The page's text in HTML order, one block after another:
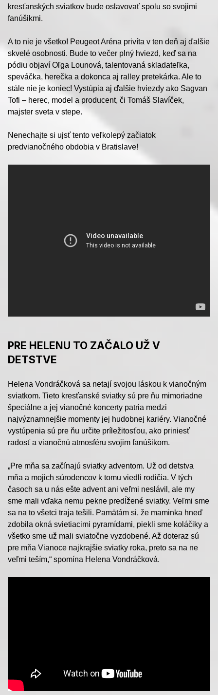
kresťanských sviatkov bude oslavovať spolu so svojimi
fanúšikmi.
A to nie je všetko! Peugeot Aréna privíta v ten deň aj ďalšie
skvelé osobnosti. Bude to večer plný hviezd, keď sa na
pódiu objaví Oľga Lounová, talentovaná skladateľka,
speváčka, herečka a dokonca aj ralley pretekárka. Ale to
stále nie je koniec! Vystúpia aj ďalšie hviezdy ako Sagvan
Tofi – herec, model a producent, či Tomáš Slavíček,
majster sveta v stepe.
Nenechajte si ujsť tento veľkolepý začiatok
predvianočného obdobia v Bratislave!
PRE HELENU TO ZAČALO UŽ V
DETSTVE
Helena Vondráčková sa netají svojou láskou k vianočným
sviatkom. Tieto kresťanské sviatky sú pre ňu mimoriadne
špeciálne a jej vianočné koncerty patria medzi
najvýznamnejšie momenty jej hudobnej kariéry. Vianočné
vystúpenia sú pre ňu určite príležitosťou, ako priniesť
radosť a vianočnú atmosféru svojim fanúšikom.
„Pre mňa sa začínajú sviatky adventom. Už od detstva
mňa a mojich súrodencov k tomu viedli rodičia. V tých
časoch sa u nás ešte advent ani veľmi neslávil, ale my
sme mali vďaka nemu pekne predĺžené sviatky. Veľmi sme
sa na to všetci traja tešili. Pamätám si, že maminka hneď
zdobila okná svietiacimi pyramídami, piekli sme koláčiky a
všetko sme už mali sviatočne vyzdobené. Až doteraz sú
pre mňa Vianoce najkrajšie sviatky roka, preto sa na ne
veľmi teším,“ spomína Helena Vondráčková.